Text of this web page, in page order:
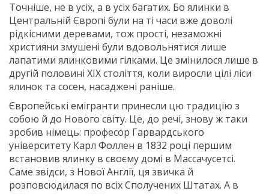
Точніше, не в усіх, а в усіх багатих. Бо ялинки в
Центральній Європі були на ті часи вже доволі
рідкісними деревами, тож прості, незаможні
християни змушені були вдовольнятися лише
лапатими ялинковими гілками. Це змінилося лише в
другій половині XIX століття, коли виросли цілі ліси
ялинок та сосен, насаджені раніше.
Європейські емігранти принесли цю традицію з
собою й до Нового світу. Це, до речі, знову ж таки
зробив німець: професор Гарвардського
університету Карл Фоллен в 1832 році першим
встановив ялинку в своєму домі в Массачусетсі.
Саме звідси, з Нової Англії, ця звичка й
розповсюдилася по всіх Сполучених Штатах. А в